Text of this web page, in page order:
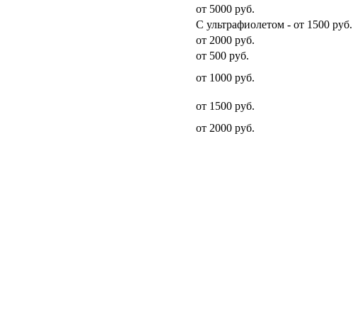
от 5000 руб.
С ультрафиолетом - от 1500 руб.
от 2000 руб.
от 500 руб.
от 1000 руб.
от 1500 руб.
от 2000 руб.